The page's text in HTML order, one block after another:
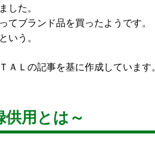
した。
ブランド品を買ったようです。
う。
Ｌの記事を基に作成しています。
用とは～